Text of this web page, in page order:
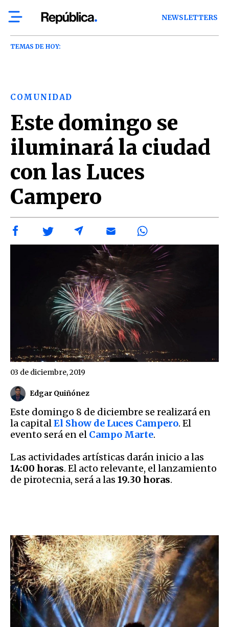
NEWSLETTERS
TEMAS DE HOY:
COMUNIDAD
Este domingo se
iluminará la ciudad
con las Luces
Campero
Edgar Quiñónez
03 de diciembre, 2019
Este domingo 8 de diciembre se realizará en
la capitalEl Show de Luces Campero. El
evento será en el Campo Marte.
Las actividades artísticas darán inicio a las
14:00 horas. El acto relevante, el lanzamiento
de pirotecnia, será a las 19.30 horas.